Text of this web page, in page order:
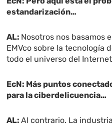
estandarización…
AL: Nosotros nos basamos
EMVco sobre la tecnología
todo el universo del
EcN: Más puntos
para la ciberdelicuencia…
AL:Al contrario. La